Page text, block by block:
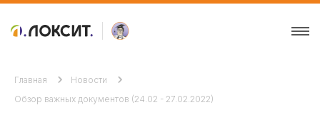
Главная
Новости
Обзор важных документов (24.02 - 27.02.2022)